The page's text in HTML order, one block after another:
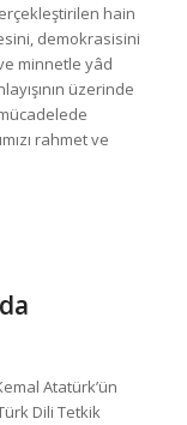
hain
demokrasisini
minnetle yâd
üzerinde
rahmet ve
Atatürk’ün
Dili Tetkik